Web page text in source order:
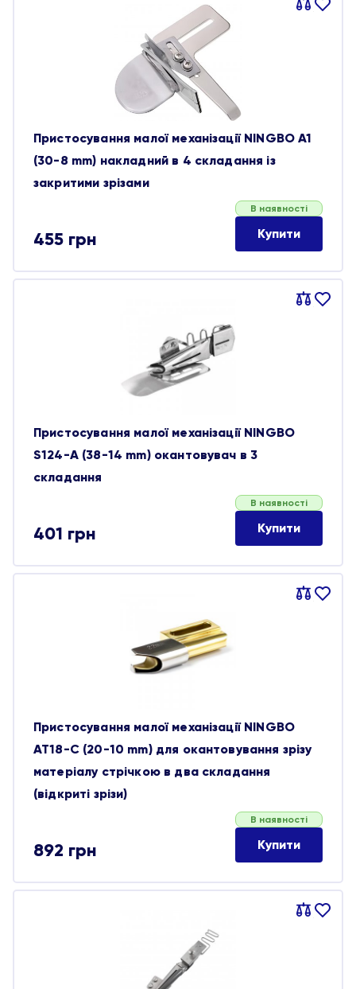
Порівняти
В
Пристосування малої механізації NINGBO A1
(30-8 mm) накладний в 4 складання із
закритими зрізами
455 грн
В наявності
Купити
Порівняти
В
Пристосування малої механізації NINGBO
S124-A (38-14 mm) окантовувач в 3
складання
401 грн
В наявності
Купити
Порівняти
В
Пристосування малої механізації NINGBO
AT18-C (20-10 mm) для окантовування зрізу
матеріалу стрічкою в два складання
(відкриті зрізи)
892 грн
В наявності
Купити
Порівняти
В